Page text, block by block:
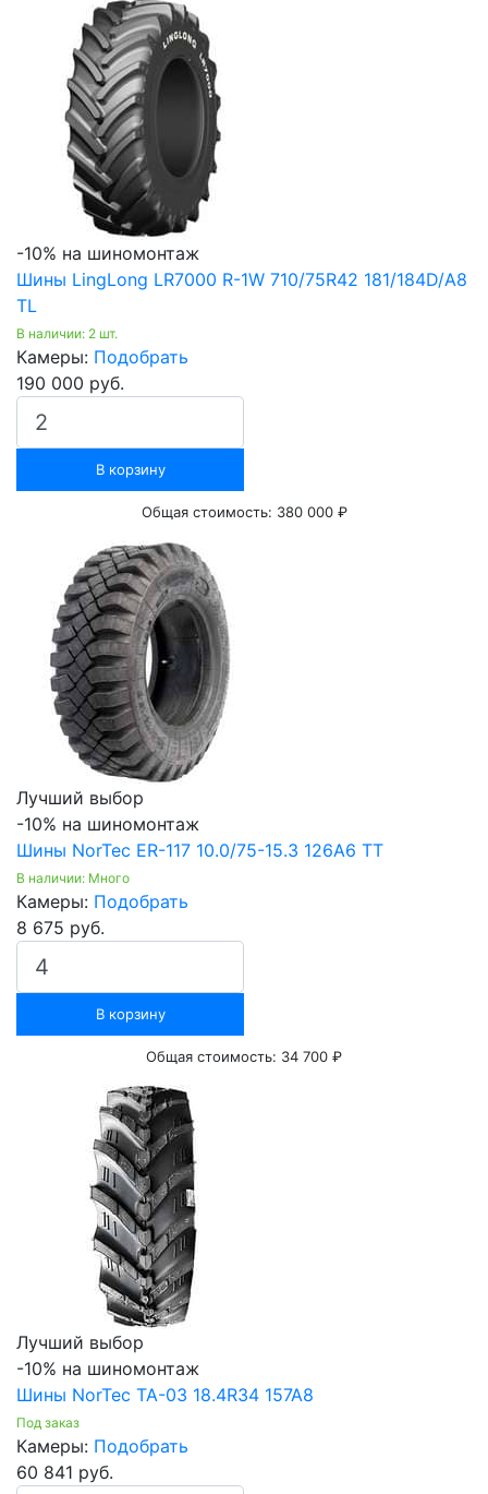
-10% на шиномонтаж
Шины LingLong LR7000 R-1W 710/75R42 181/184D/A8
TL
В наличии: 2 шт.
Камеры: Подобрать
190 000 руб.
В корзину
Общая стоимость: 380 000 ₽
Лучший выбор
-10% на шиномонтаж
Шины NorTec ER-117 10.0/75-15.3 126A6 TT
В наличии: Много
Камеры: Подобрать
8 675 руб.
В корзину
Общая стоимость: 34 700 ₽
Лучший выбор
-10% на шиномонтаж
Шины NorTec TA-03 18.4R34 157A8
Под заказ
Камеры: Подобрать
60 841 руб.